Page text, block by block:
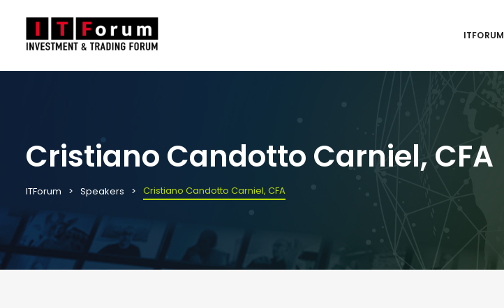
ITFORUM
Cristiano Candotto Carniel, CFA
ITForum Speakers Cristiano Candotto Carniel, CFA